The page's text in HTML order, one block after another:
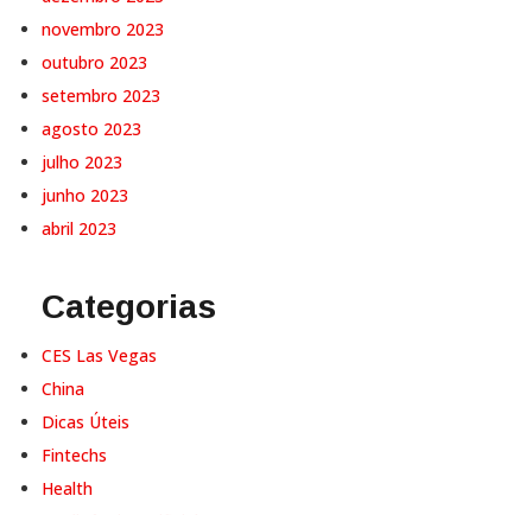
novembro 2023
outubro 2023
setembro 2023
agosto 2023
julho 2023
junho 2023
abril 2023
Categorias
CES Las Vegas
China
Dicas Úteis
Fintechs
Health